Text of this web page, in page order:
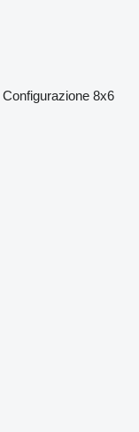
Configurazione 8x6